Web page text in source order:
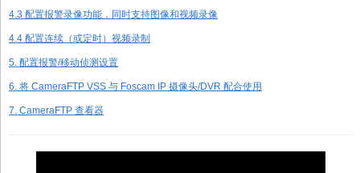
4.3 配置报警录像功能，同时支持图像和视频录像
4.4 配置连续（或定时）视频录制
5. 配置报警/移动侦测设置
6. 将 CameraFTP VSS 与 Foscam IP 摄像头/DVR 配合使用
7. CameraFTP 查看器